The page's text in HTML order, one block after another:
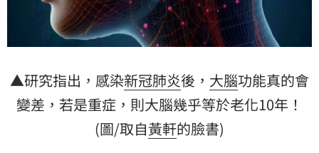
▲研究指出，感染新冠肺炎後， 大腦功能真的會
變差，若是重症，則大腦幾乎等於老化10年！
(圖/取自黃軒的臉書)